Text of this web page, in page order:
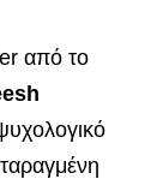
από το